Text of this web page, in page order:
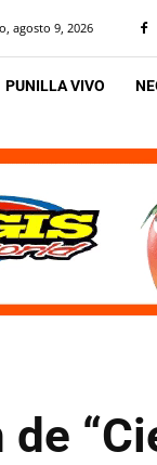
agosto 9, 2026
PUNILLA VIVO